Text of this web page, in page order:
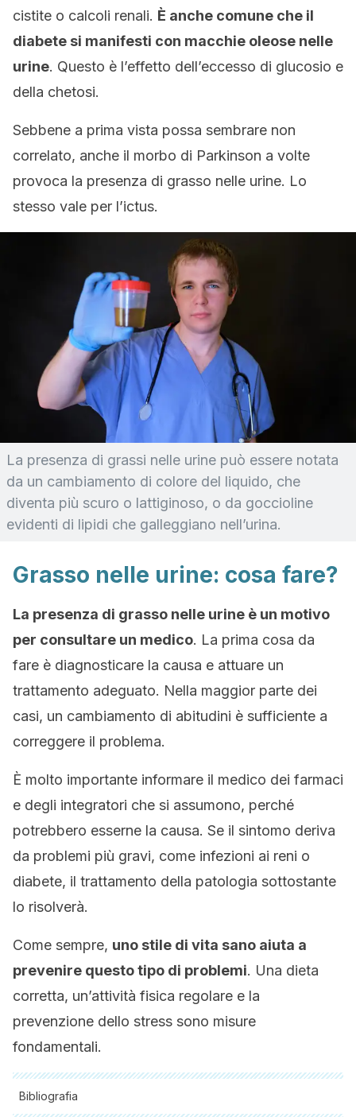
cistite o calcoli renali. È anche comune che il
diabete si manifesti con macchie oleose nelle
urine. Questo è l’effetto dell’eccesso di glucosio e
della chetosi.
Sebbene a prima vista possa sembrare non
correlato, anche il morbo di Parkinson a volte
provoca la presenza di grasso nelle urine. Lo
stesso vale per l’ictus.
La presenza di grassi nelle urine può essere notata
da un cambiamento di colore del liquido, che
diventa più scuro o lattiginoso, o da goccioline
evidenti di lipidi che galleggiano nell’urina.
Grasso nelle urine: cosa fare?
La presenza di grasso nelle urine è un motivo
per consultare un medico. La prima cosa da
fare è diagnosticare la causa e attuare un
trattamento adeguato. Nella maggior parte dei
casi, un cambiamento di abitudini è sufficiente a
correggere il problema.
È molto importante informare il medico dei farmaci
e degli integratori che si assumono, perché
potrebbero esserne la causa. Se il sintomo deriva
da problemi più gravi, come infezioni ai reni o
diabete, il trattamento della patologia sottostante
lo risolverà.
Come sempre, uno stile di vita sano aiuta a
prevenire questo tipo di problemi. Una dieta
corretta, un’attività fisica regolare e la
prevenzione dello stress sono misure
fondamentali.
Bibliografia